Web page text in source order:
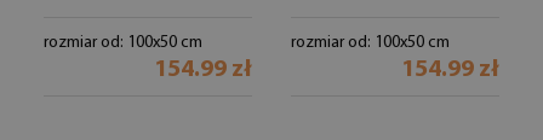
rozmiar od: 100x50 cm
154.99 zł
rozmiar od: 100x50 cm
154.99 zł